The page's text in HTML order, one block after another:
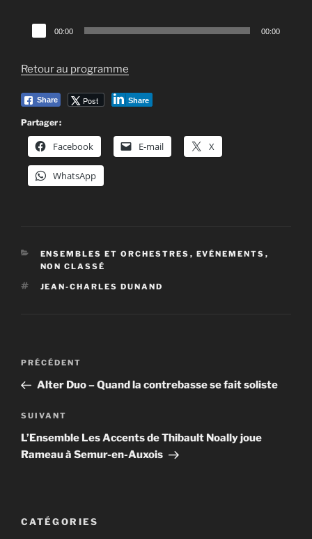
Lecteur
audio
00:00 00:00
Retour au programme
Share Post Share
Partager :
Facebook E-mail X
WhatsApp
CATÉGORIES
ENSEMBLES ET ORCHESTRES , EVÉNEMENTS ,
NON CLASSÉ
ÉTIQUETTES
JEAN-CHARLES DUNAND
Navigation
l’article
Article
précédent
PRÉCÉDENT
Alter Duo – Quand la contrebasse se fait soliste
Article
suivant
SUIVANT
L’Ensemble Les Accents de Thibault Noally joue
Rameau à Semur-en-Auxois
CATÉGORIES